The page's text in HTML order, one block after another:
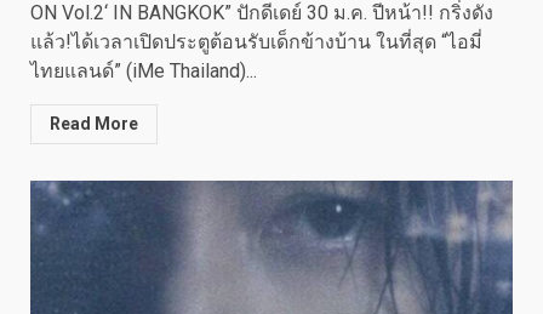
ON Vol.2‘ IN BANGKOK” ปักดีเดย์ 30 ม.ค. ปีหน้า!! กริ่งดัง
แล้ว!ได้เวลาเปิดประตูต้อนรับเด็กข้างบ้าน ในที่สุด “ไอมี่
ไทยแลนด์” (iMe Thailand)...
Read More